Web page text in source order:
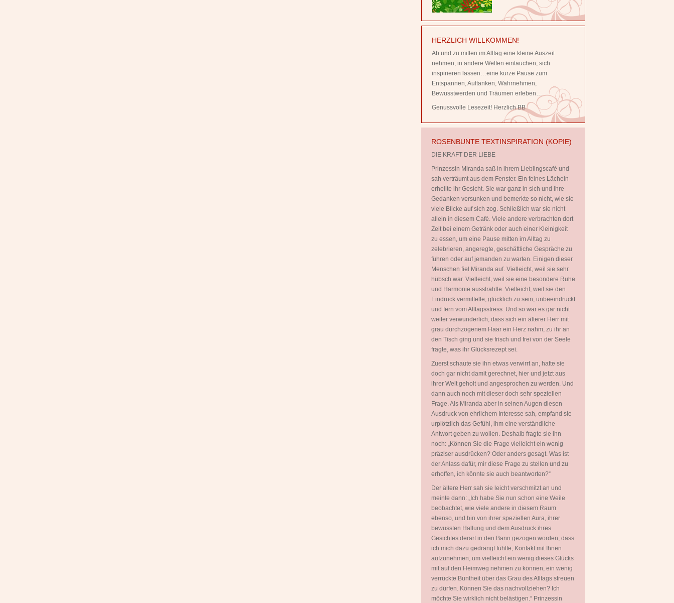
HERZLICH WILLKOMMEN!
Ab und zu mitten im Alltag eine kleine Auszeit
nehmen, in andere Welten eintauchen, sich
inspirieren lassen…eine kurze Pause zum
Entspannen, Auftanken, Wahrnehmen,
Bewusstwerden und Träumen erleben…
Genussvolle Lesezeit! Herzlich BB
ROSENBUNTE TEXTINSPIRATION (KOPIE)
DIE KRAFT DER LIEBE
Prinzessin Miranda saß in ihrem Lieblingscafè und
sah verträumt aus dem Fenster. Ein feines Lächeln
erhellte ihr Gesicht. Sie war ganz in sich und ihre
Gedanken versunken und bemerkte so nicht, wie sie
viele Blicke auf sich zog. Schließlich war sie nicht
allein in diesem Cafè. Viele andere verbrachten dort
Zeit bei einem Getränk oder auch einer Kleinigkeit
zu essen, um eine Pause mitten im Alltag zu
zelebrieren, angeregte, geschäftliche Gespräche zu
führen oder auf jemanden zu warten. Einigen dieser
Menschen fiel Miranda auf. Vielleicht, weil sie sehr
hübsch war. Vielleicht, weil sie eine besondere Ruhe
und Harmonie ausstrahlte. Vielleicht, weil sie den
Eindruck vermittelte, glücklich zu sein, unbeeindruckt
und fern vom Alltagsstress. Und so war es gar nicht
weiter verwunderlich, dass sich ein älterer Herr mit
grau durchzogenem Haar ein Herz nahm, zu ihr an
den Tisch ging und sie frisch und frei von der Seele
fragte, was ihr Glücksrezept sei.
Zuerst schaute sie ihn etwas verwirrt an, hatte sie
doch gar nicht damit gerechnet, hier und jetzt aus
ihrer Welt geholt und angesprochen zu werden. Und
dann auch noch mit dieser doch sehr speziellen
Frage. Als Miranda aber in seinen Augen diesen
Ausdruck von ehrlichem Interesse sah, empfand sie
urplötzlich das Gefühl, ihm eine verständliche
Antwort geben zu wollen. Deshalb fragte sie ihn
noch: „Können Sie die Frage vielleicht ein wenig
präziser ausdrücken? Oder anders gesagt. Was ist
der Anlass dafür, mir diese Frage zu stellen und zu
erhoffen, ich könnte sie auch beantworten?“
Der ältere Herr sah sie leicht verschmitzt an und
meinte dann: „Ich habe Sie nun schon eine Weile
beobachtet, wie viele andere in diesem Raum
ebenso, und bin von ihrer speziellen Aura, ihrer
bewussten Haltung und dem Ausdruck ihres
Gesichtes derart in den Bann gezogen worden, dass
ich mich dazu gedrängt fühlte, Kontakt mit Ihnen
aufzunehmen, um vielleicht ein wenig dieses Glücks
mit auf den Heimweg nehmen zu können, ein wenig
verrückte Buntheit über das Grau des Alltags streuen
zu dürfen. Können Sie das nachvollziehen? Ich
möchte Sie wirklich nicht belästigen.“ Prinzessin